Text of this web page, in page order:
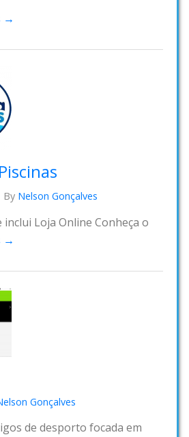
→
By Nelson Gonçalves
Loja Online Conheça o
→
Gonçalves
de desporto focada em